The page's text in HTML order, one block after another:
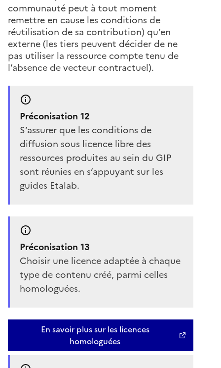
communauté peut à tout moment
remettre en cause les conditions de
réutilisation de sa contribution) qu’en
externe (les tiers peuvent décider de ne
pas utiliser la ressource compte tenu de
l’absence de vecteur contractuel).
Préconisation 12
S’assurer que les conditions de
diffusion sous licence libre des
ressources produites au sein du GIP
sont réunies en s’appuyant sur les
guides Etalab.
Préconisation 13
Choisir une licence adaptée à chaque
type de contenu créé, parmi celles
homologuées.
En savoir plus sur les licences
homologuées